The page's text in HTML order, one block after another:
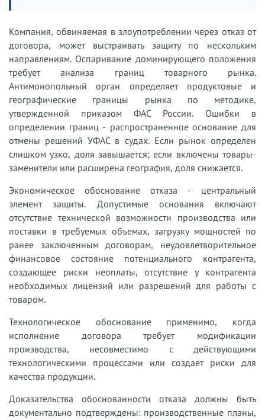
Компания, обвиняемая в злоупотреблении через отказ от
договора, может выстраивать защиту по нескольким
направлениям. Оспаривание доминирующего положения
требует анализа границ товарного рынка.
Антимонопольный орган определяет продуктовые и
географические границы рынка по методике,
утвержденной приказом ФАС России. Ошибки в
определении границ - распространенное основание для
отмены решений УФАС в судах. Если рынок определен
слишком узко, доля завышается; если включены товары-
заменители или расширена география, доля снижается.
Экономическое обоснование отказа - центральный
элемент защиты. Допустимые основания включают
отсутствие технической возможности производства или
поставки в требуемых объемах, загрузку мощностей по
ранее заключенным договорам, неудовлетворительное
финансовое состояние потенциального контрагента,
создающее риски неоплаты, отсутствие у контрагента
необходимых лицензий или разрешений для работы с
товаром.
Технологическое обоснование применимо, когда
исполнение договора требует модификации
производства, несовместимо с действующими
технологическими процессами или создает риски для
качества продукции.
Доказательства обоснованности отказа должны быть
документально подтверждены: производственные планы,